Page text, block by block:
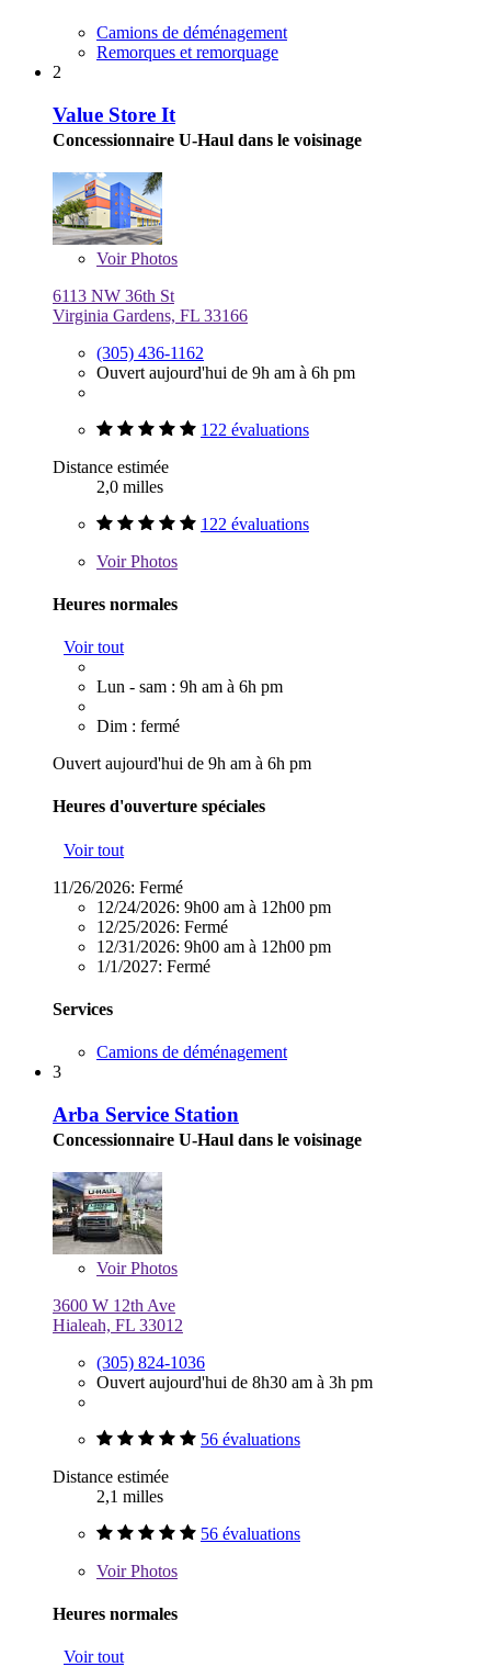
Camions de déménagement
Remorques et remorquage
2
Value Store It
Concessionnaire U-Haul dans le voisinage
VoirPhotos
6113 NW 36th St
Virginia Gardens, FL 33166
(305) 436-1162
Ouvert aujourd'hui de 9h am à 6h pm
122 évaluations
Distance estimée
2,0 milles
122 évaluations
VoirPhotos
Heures normales
Voir tout
Lun - sam : 9h am à 6h pm
Dim : fermé
Ouvert aujourd'hui de 9h am à 6h pm
Heures d'ouverture spéciales
Voir tout
11/26/2026: Fermé
12/24/2026: 9h00 am à 12h00 pm
12/25/2026: Fermé
12/31/2026: 9h00 am à 12h00 pm
1/1/2027: Fermé
Services
Camions de déménagement
3
Arba Service Station
Concessionnaire U-Haul dans le voisinage
VoirPhotos
3600 W 12th Ave
Hialeah, FL 33012
(305) 824-1036
Ouvert aujourd'hui de 8h30 am à 3h pm
56 évaluations
Distance estimée
2,1 milles
56 évaluations
VoirPhotos
Heures normales
Voir tout